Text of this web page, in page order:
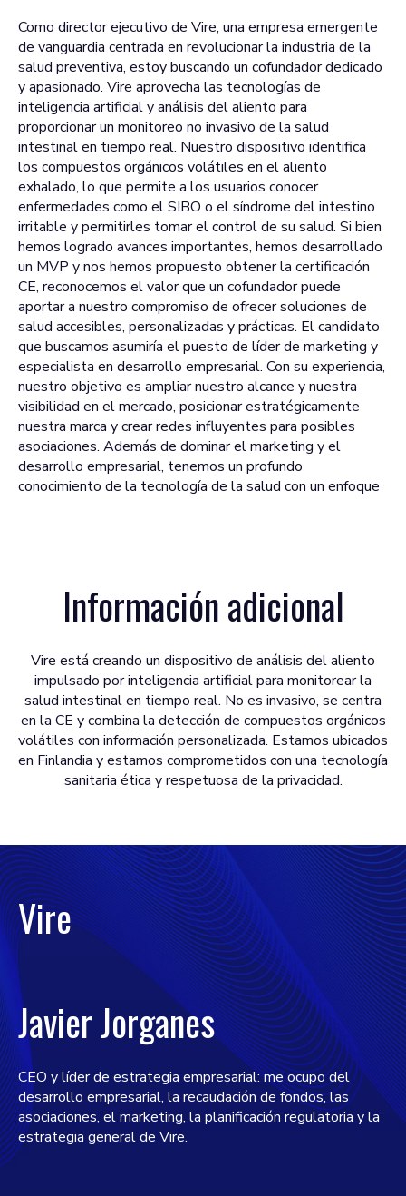
Como director ejecutivo de Vire, una empresa emergente
de vanguardia centrada en revolucionar la industria de la
salud preventiva, estoy buscando un cofundador dedicado
y apasionado. Vire aprovecha las tecnologías de
inteligencia artificial y análisis del aliento para
proporcionar un monitoreo no invasivo de la salud
intestinal en tiempo real. Nuestro dispositivo identifica
los compuestos orgánicos volátiles en el aliento
exhalado, lo que permite a los usuarios conocer
enfermedades como el SIBO o el síndrome del intestino
irritable y permitirles tomar el control de su salud. Si bien
hemos logrado avances importantes, hemos desarrollado
un MVP y nos hemos propuesto obtener la certificación
CE, reconocemos el valor que un cofundador puede
aportar a nuestro compromiso de ofrecer soluciones de
salud accesibles, personalizadas y prácticas. El candidato
que buscamos asumiría el puesto de líder de marketing y
especialista en desarrollo empresarial. Con su experiencia,
nuestro objetivo es ampliar nuestro alcance y nuestra
visibilidad en el mercado, posicionar estratégicamente
nuestra marca y crear redes influyentes para posibles
asociaciones. Además de dominar el marketing y el
desarrollo empresarial, tenemos un profundo
conocimiento de la tecnología de la salud con un enfoque
Información adicional
Vire está creando un dispositivo de análisis del aliento
impulsado por inteligencia artificial para monitorear la
salud intestinal en tiempo real. No es invasivo, se centra
en la CE y combina la detección de compuestos orgánicos
volátiles con información personalizada. Estamos ubicados
en Finlandia y estamos comprometidos con una tecnología
sanitaria ética y respetuosa de la privacidad.
Vire
Javier Jorganes
CEO y líder de estrategia empresarial: me ocupo del
desarrollo empresarial, la recaudación de fondos, las
asociaciones, el marketing, la planificación regulatoria y la
estrategia general de Vire.